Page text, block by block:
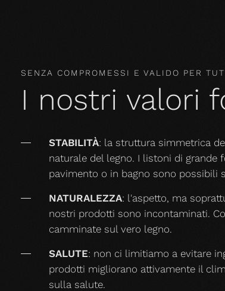
SENZA COMPROMESSI E VALIDO PER
I nostri valori
STABILITÀ: la struttura simmetrica
naturale del legno. I listoni di
pavimento o in bagno sono possibili
NATURALEZZA: l'aspetto, ma
nostri prodotti sono incontaminati.
camminate sul vero legno.
SALUTE: non ci limitiamo a evitare
prodotti migliorano attivamente il
sulla salute.